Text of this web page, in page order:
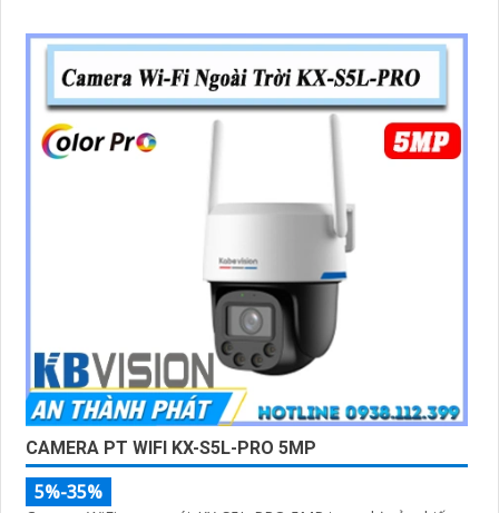
CAMERA PT WIFI KX-S5L-PRO 5MP
5%-35%